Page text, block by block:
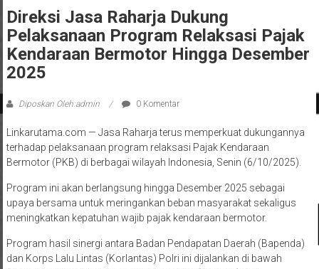
Direksi Jasa Raharja Dukung
Pelaksanaan Program Relaksasi Pajak
Kendaraan Bermotor Hingga Desember
2025
Diposkan Oleh:admin 0 Komentar
Linkarutama.com — Jasa Raharja terus memperkuat dukungannya
terhadap pelaksanaan program relaksasi Pajak Kendaraan
Bermotor (PKB) di berbagai wilayah Indonesia, Senin (6/10/2025).
Program ini akan berlangsung hingga Desember 2025 sebagai
upaya bersama untuk meringankan beban masyarakat sekaligus
meningkatkan kepatuhan wajib pajak kendaraan bermotor.
Program hasil sinergi antara Badan Pendapatan Daerah (Bapenda)
dan Korps Lalu Lintas (Korlantas) Polri ini dijalankan di bawah